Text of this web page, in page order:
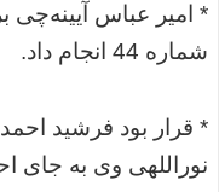
* امیر عباس آیینه‌چی
شماره 44 انجام داد.
* قرار بود فرشید
نوراللهی وی به جای